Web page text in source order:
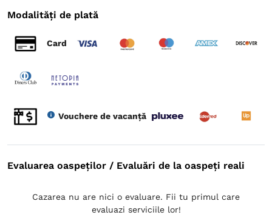
Modalități de plată
Card
Vouchere de vacanță
Evaluarea oaspeților / Evaluări de la oaspeți reali
Cazarea nu are nici o evaluare. Fii tu primul care
evaluazi serviciile lor!